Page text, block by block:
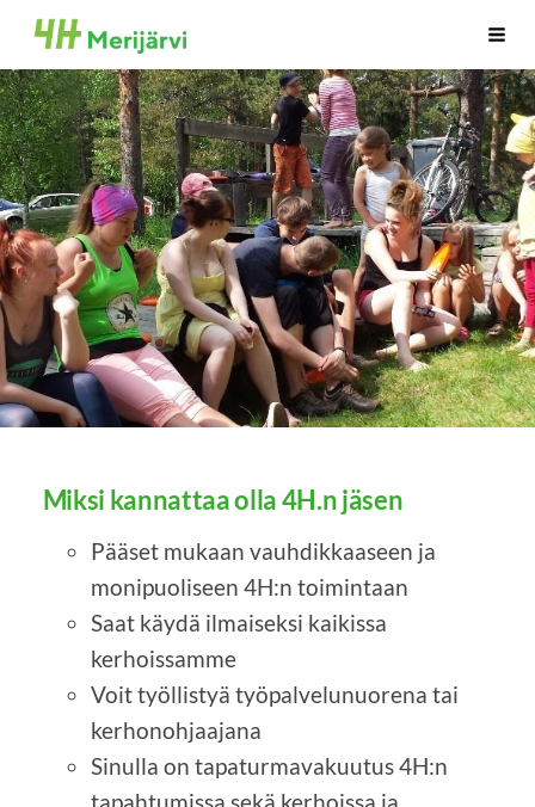
Siirry
sivun
sisältöön
Merijärven 4H yhdistys
Miksi kannattaa olla 4H.n jäsen
Pääset mukaan vauhdikkaaseen ja
monipuoliseen 4H:n toimintaan
Saat käydä ilmaiseksi kaikissa
kerhoissamme
Voit työllistyä työpalvelunuorena tai
kerhonohjaajana
Sinulla on tapaturmavakuutus 4H:n
tapahtumissa sekä kerhoissa ja